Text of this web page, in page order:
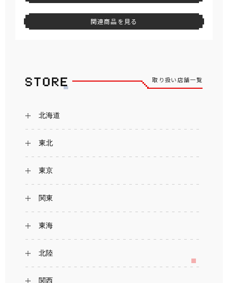
関連商品を見る
取り扱い店舗一覧
北海道
東北
東京
関東
東海
北陸
関西